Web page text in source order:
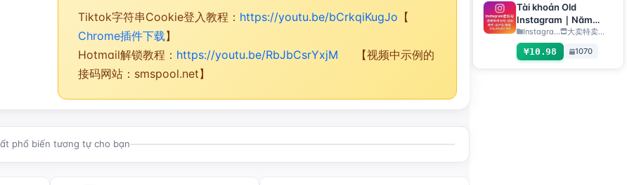
Tiktok字符串Cookie登入教程： https://youtu.be/bCrkqiKugJo 【
Chrome插件下载】
Hotmail解锁教程： https://youtu.be/RbJbCsrYxjM 【视频中示例的
接码网站：smspool.net】
phổ biến tương tự cho bạn
Tài khoản Old
Instagram｜Năm
đăng ký 2012–2020｜
Định dạng: Tên đăng
nhập:Mật
khẩu:2FA:API:IAM【C
Instagra... 大卖特卖…
¥10.98 1070